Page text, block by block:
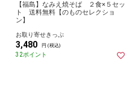
【福島】なみえ焼そば ２食×５セッ
ト 送料無料【のものセレクショ
ン】
お取り寄せきっぷ
3,480 円 (税込)
32ポイント